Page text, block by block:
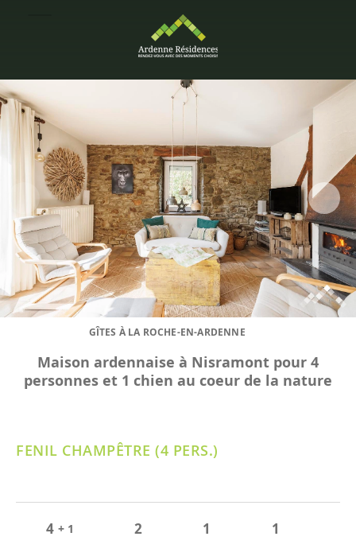
GÎTES À LA ROCHE-EN-ARDENNE
Maison ardennaise à Nisramont pour 4
personnes et 1 chien au coeur de la nature
FENIL CHAMPÊTRE (4 PERS.)
4 + 1 2 1 1